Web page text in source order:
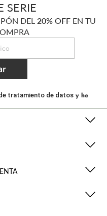
SERIE
DEL 20% OFFEN TU
tratamiento de datos y he